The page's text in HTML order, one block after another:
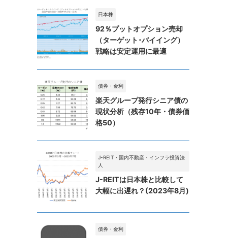
日本株
92％プットオプション売却
（ターゲット･バイイング）
戦略は安定運用に最適
債券・金利
楽天グループ発行シニア債の
現状分析（残存10年・債券価
格50）
J-REIT・国内不動産・インフラ投資法
人
J-REITは日本株と比較して
大幅に出遅れ？(2023年8月)
債券・金利